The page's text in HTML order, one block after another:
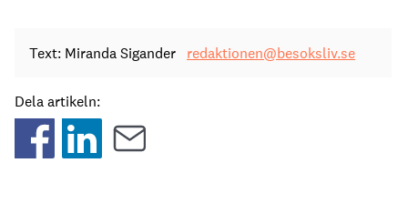
Text: Miranda Sigander redaktionen@besoksliv.se
Dela artikeln: